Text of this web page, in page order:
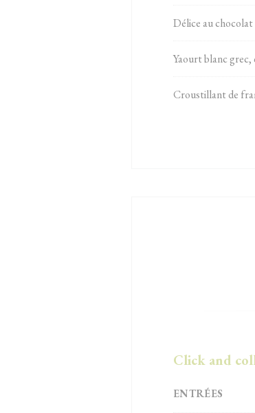
Délice au chocolat
Yaourt blanc grec,
Croustillant de
Click and
ENTRÉES